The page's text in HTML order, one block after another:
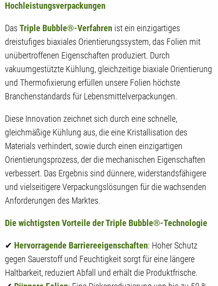
Hochleistungsverpackungen
Das Triple Bubble®-Verfahren ist ein einzigartiges
dreistufiges biaxiales Orientierungssystem, das Folien mit
unübertroffenen Eigenschaften produziert. Durch
vakuumgestützte Kühlung, gleichzeitige biaxiale Orientierung
und Thermofixierung erfüllen unsere Folien höchste
Branchenstandards für Lebensmittelverpackungen.
Diese Innovation zeichnet sich durch eine schnelle,
gleichmäßige Kühlung aus, die eine Kristallisation des
Materials verhindert, sowie durch einen einzigartigen
Orientierungsprozess, der die mechanischen Eigenschaften
verbessert. Das Ergebnis sind dünnere, widerstandsfähigere
und vielseitigere Verpackungslösungen für die wachsenden
Anforderungen des Marktes.
Die wichtigsten Vorteile der Triple Bubble®-Technologie
✔ Hervorragende Barriereeigenschaften: Hoher Schutz
gegen Sauerstoff und Feuchtigkeit sorgt für eine längere
Haltbarkeit, reduziert Abfall und erhält die Produktfrische.